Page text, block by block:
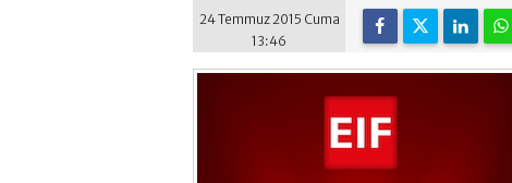
24 Temmuz 2015 Cuma
13:46